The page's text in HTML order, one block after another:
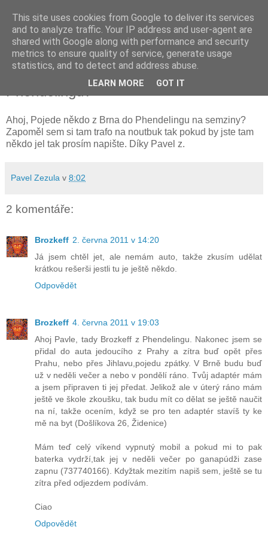
čtvrtek 2. června 2011
Jede někdo na semziny do
Phendelingu?
Ahoj, Pojede někdo z Brna do Phendelingu na semziny?
Zapoměl sem si tam trafo na noutbuk tak pokud by jste tam
někdo jel tak prosím napište. Díky Pavel z.
Pavel Zezula v 8:02
2 komentáře:
Brozkeff 2. června 2011 v 14:20
Já jsem chtěl jet, ale nemám auto, takže zkusím udělat
krátkou rešerši jestli tu je ještě někdo.
Odpovědět
Brozkeff 4. června 2011 v 19:03
Ahoj Pavle, tady Brozkeff z Phendelingu. Nakonec jsem se
přidal do auta jedoucího z Prahy a zítra buď opět přes
Prahu, nebo přes Jihlavu,pojedu zpátky. V Brně budu buď
už v neděli večer a nebo v pondělí ráno. Tvůj adaptér mám
a jsem připraven ti jej předat. Jelikož ale v úterý ráno mám
ještě ve škole zkoušku, tak budu mít co dělat se ještě naučit
na ní, takže ocením, když se pro ten adaptér stavíš ty ke
mě na byt (Došlíkova 26, Židenice)
Mám teď celý víkend vypnutý mobil a pokud mi to pak
baterka vydrží,tak jej v neděli večer po ganapúdži zase
zapnu (737740166). Kdyžtak mezitím napiš sem, ještě se tu
zítra před odjezdem podívám.
Ciao
Odpovědět
This site uses cookies from Google to deliver its services
and to analyze traffic. Your IP address and user-agent are
shared with Google along with performance and security
metrics to ensure quality of service, generate usage
statistics, and to detect and address abuse.
LEARN MORE GOT IT